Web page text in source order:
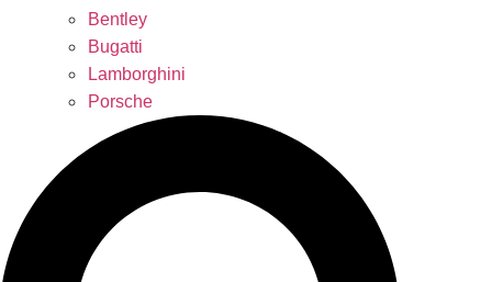
Bentley
Bugatti
Lamborghini
Porsche